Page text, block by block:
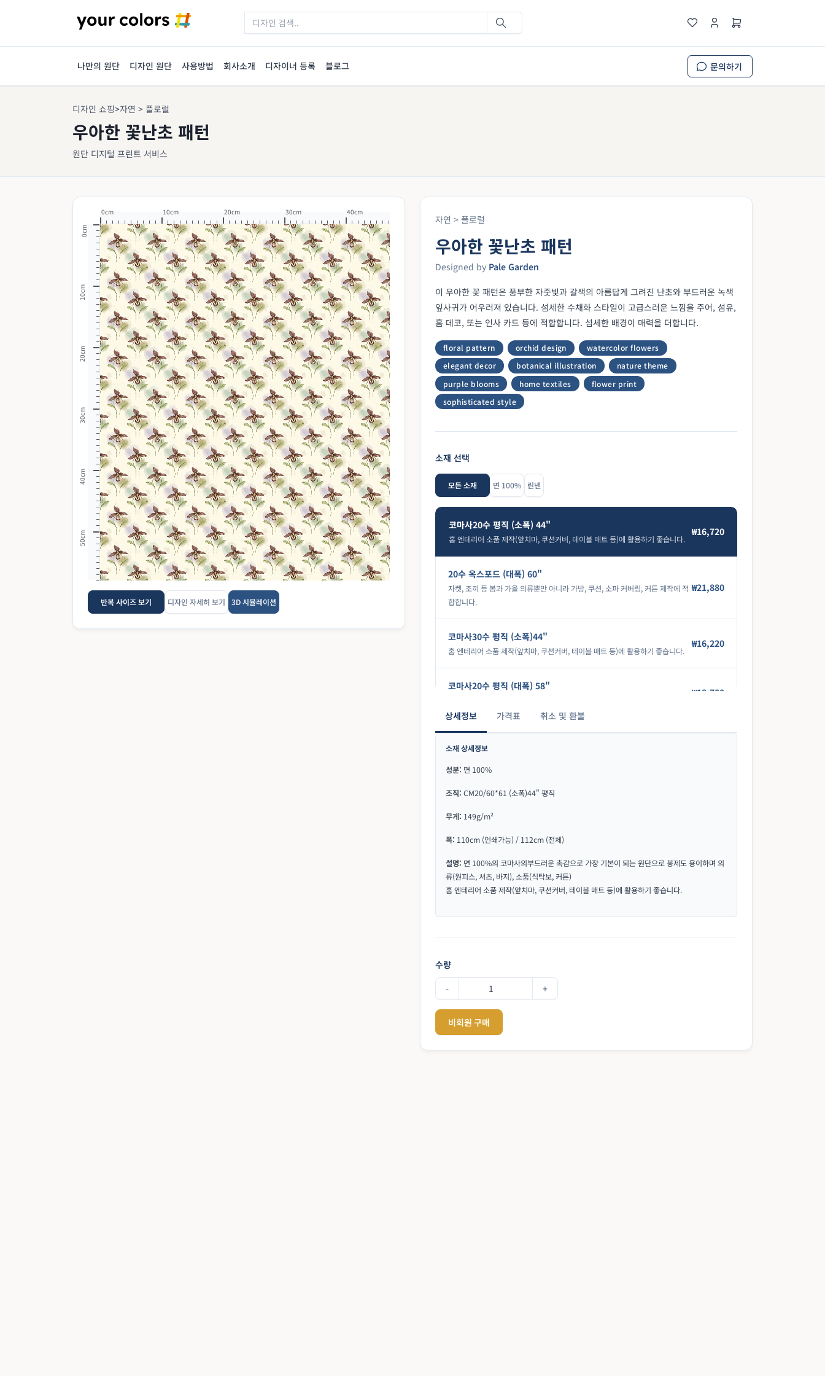
나만의 원단 디자인 원단 사용방법 회사소개 디자이너 등록 블로그 문의하기
디자인 쇼핑>자연 > 플로럴
우아한 꽃난초 패턴
원단 디지털 프린트 서비스
0cm 10cm 20cm 30cm 40cm
0cm
10cm
20cm
30cm
40cm
50cm
반복 사이즈 보기 디자인 자세히 보기 3D 시뮬레이션
자연 > 플로럴
우아한 꽃난초 패턴
Designed by Pale Garden
이 우아한 꽃 패턴은 풍부한 자줏빛과 갈색의 아름답게 그려진 난초와 부드러운 녹색
잎사귀가 어우러져 있습니다. 섬세한 수채화 스타일이 고급스러운 느낌을 주어, 섬유,
홈 데코, 또는 인사 카드 등에 적합합니다. 섬세한 배경이 매력을 더합니다.
floral pattern orchid design
watercolor flowers
elegant decor
botanical illustration
nature theme
purple blooms
home textiles
flower print
sophisticated style
소재 선택
모든 소재 면 100% 린넨
코마사20수 평직 (소폭) 44"
홈 엔테리어 소품 제작(앞치마, 쿠션커버, 테이블 매트 등)에 활용하기 좋습니다.
₩16,720
20수 옥스포드 (대폭) 60"
자켓, 조끼 등 봄과 가을 의류뿐만 아니라 가방, 쿠션, 소파 커버링, 커튼 제작에 적
합합니다.
₩21,880
코마사30수 평직 (소폭)44"
홈 엔테리어 소품 제작(앞치마, 쿠션커버, 테이블 매트 등)에 활용하기 좋습니다.
₩16,220
코마사20수 평직 (대폭) 58"
₩18,700
11수 린넨/코튼 (대폭) 56"
린넨/코튼 11수 원단은 적당한 두께와 내구성을 가지고 있어 다양한 용도로 사용
코마사60수 사틴 (대폭)63"
면100%코마 60수 사틴 원단은 고급 면 원단으로, 부드러운 촉감과 은은한 광택
코마사60수 평직 (대폭)58"
이 원단은 손수건, 여름용 소품, 안감 라이너 그리고 의류에 활용하기 좋습니다.
₩19,800
커버 등에 적합합니다.
상세정보 가격표 취소 및 환불
소재 상세정보
성분: 면 100%
조직: CM20/60*61 (소폭)44" 평직
무게: 149g/m²
폭: 110cm (인쇄가능) / 112cm (전체)
설명: 면 100%의 코마사의부드러운 촉감으로 가장 기본이 되는 원단으로 봉제도 용이하며 의
류(원피스, 셔츠, 바지), 소품(식탁보, 커튼)
홈 엔테리어 소품 제작(앞치마, 쿠션커버, 테이블 매트 등)에 활용하기 좋습니다.
수량
-
+
비회원 구매